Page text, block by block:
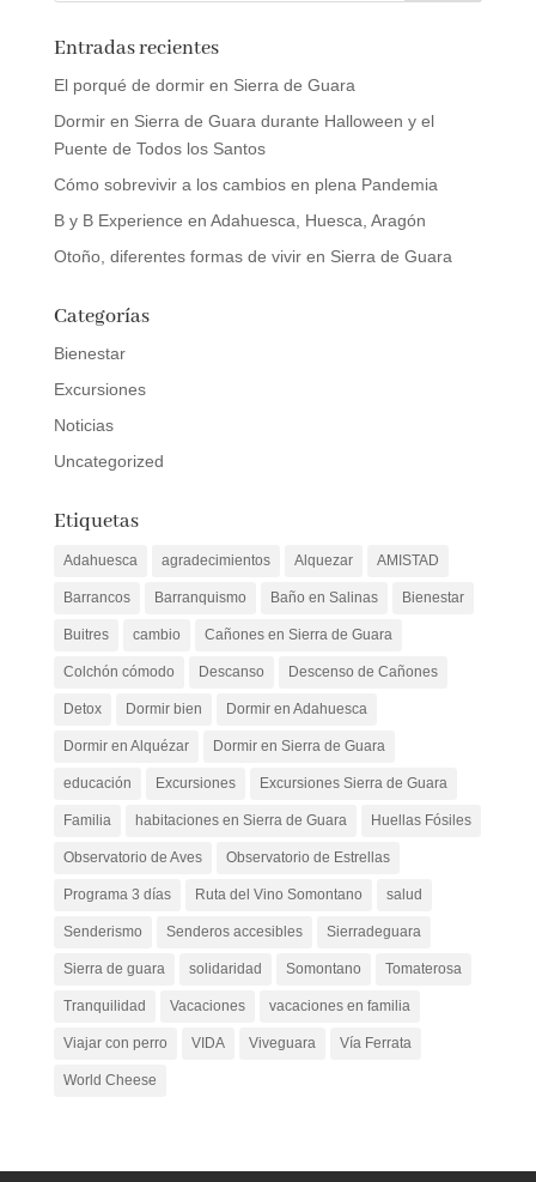
Entradas recientes
El porqué de dormir en Sierra de Guara
Dormir en Sierra de Guara durante Halloween y el
Puente de Todos los Santos
Cómo sobrevivir a los cambios en plena Pandemia
B y B Experience en Adahuesca, Huesca, Aragón
Otoño, diferentes formas de vivir en Sierra de Guara
Categorías
Bienestar
Excursiones
Noticias
Uncategorized
Etiquetas
Adahuesca agradecimientos Alquezar AMISTAD
Barrancos Barranquismo Baño en Salinas Bienestar
Buitres cambio Cañones en Sierra de Guara
Colchón cómodo Descanso Descenso de Cañones
Detox Dormir bien Dormir en Adahuesca
Dormir en Alquézar Dormir en Sierra de Guara
educación Excursiones Excursiones Sierra de Guara
Familia habitaciones en Sierra de Guara Huellas Fósiles
Observatorio de Aves Observatorio de Estrellas
Programa 3 días Ruta del Vino Somontano salud
Senderismo Senderos accesibles Sierradeguara
Sierra de guara solidaridad Somontano Tomaterosa
Tranquilidad Vacaciones vacaciones en familia
Viajar con perro VIDA Viveguara Vía Ferrata
World Cheese